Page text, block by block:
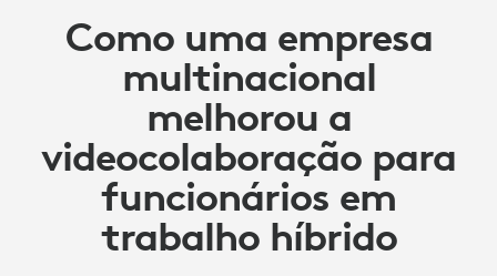
COM
LOGITECH
PARA
TEAMS
Como uma empresa
multinacional
melhorou a
videocolaboração para
funcionários em
trabalho híbrido